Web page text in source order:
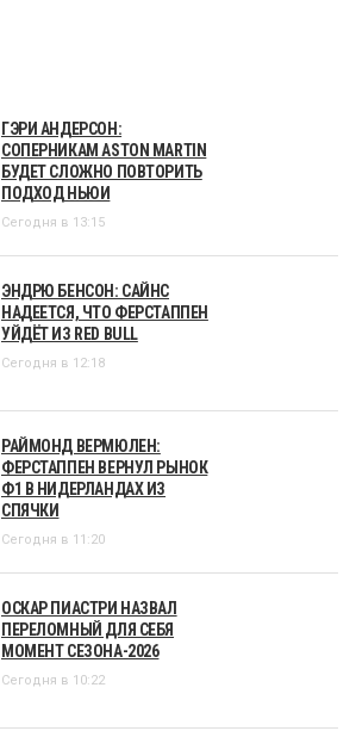
ГЭРИ АНДЕРСОН:
СОПЕРНИКАМ ASTON MARTIN
БУДЕТ СЛОЖНО ПОВТОРИТЬ
ПОДХОД НЬЮИ
Сегодня в 13:15
ЭНДРЮ БЕНСОН: САЙНС
НАДЕЕТСЯ, ЧТО ФЕРСТАППЕН
УЙДЁТ ИЗ RED BULL
Сегодня в 12:18
РАЙМОНД ВЕРМЮЛЕН:
ФЕРСТАППЕН ВЕРНУЛ РЫНОК
Ф1 В НИДЕРЛАНДАХ ИЗ
СПЯЧКИ
Сегодня в 11:20
ОСКАР ПИАСТРИ НАЗВАЛ
ПЕРЕЛОМНЫЙ ДЛЯ СЕБЯ
МОМЕНТ СЕЗОНА-2026
Сегодня в 10:22